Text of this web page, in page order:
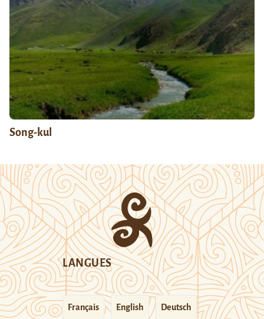
Song-kul
LANGUES
Français English Deutsch